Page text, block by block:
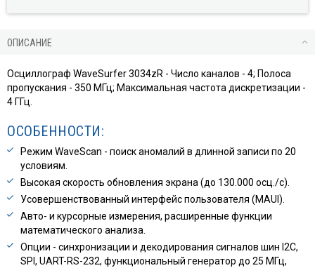
ОПИСАНИЕ
Осциллограф WaveSurfer 3034zR - Число каналов - 4; Полоса
пропускания - 350 МГц; Максимальная частота дискретизации -
4 ГГц.
ОСОБЕННОСТИ:
Режим WaveScan - поиск аномалий в длинной записи по 20
условиям.
Высокая скорость обновления экрана (до 130.000 осц./с).
Усовершенствованный интерфейс пользователя (MAUI).
Авто- и курсорные измерения, расширенные функции
математического анализа.
Опции - синхронизации и декодирования сигналов шин I2C,
SPI, UART-RS-232, функциональный генератор до 25 МГц,